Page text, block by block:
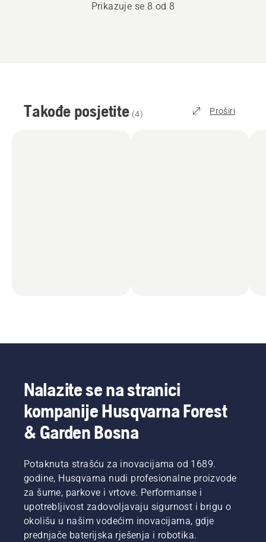
Prikazuje se 8 od 8
Takođe posjetite (4) Proširi
Nalazite se na stranici
kompanije Husqvarna Forest
& Garden Bosna
Potaknuta strašću za inovacijama od 1689.
godine, Husqvarna nudi profesionalne proizvode
za šume, parkove i vrtove. Performanse i
upotrebljivost zadovoljavaju sigurnost i brigu o
okolišu u našim vodećim inovacijama, gdje
prednjače baterijska rješenja i robotika.